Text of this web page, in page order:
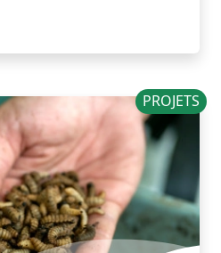
PROJETS